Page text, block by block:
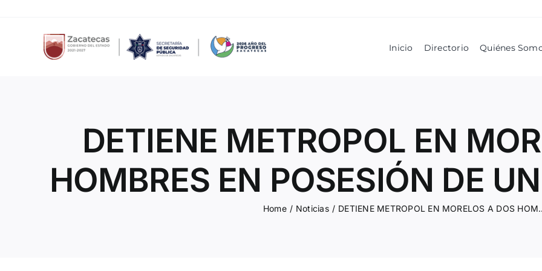
Inicio Directorio Quiénes
DETIENE METROPOL EN
HOMBRES EN POSESIÓN DE
Home / Noticias / DETIENE METROPOL EN